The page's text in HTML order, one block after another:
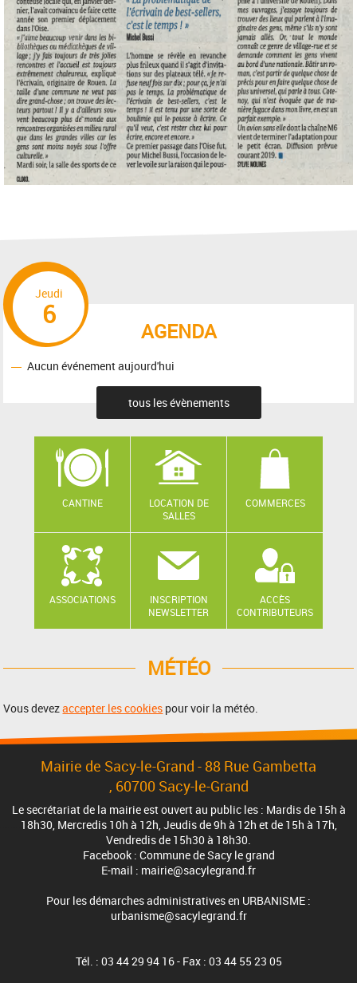
AGENDA
Jeudi
6
Aucun événement aujourd'hui
tous les évènements
CANTINE
LOCATION DE
SALLES
COMMERCES
ASSOCIATIONS
INSCRIPTION
NEWSLETTER
ACCÈS
CONTRIBUTEURS
MÉTÉO
Vous devezaccepter les cookies pour voir la météo.
Mairie de Sacy-le-Grand - 88 Rue Gambetta
, 60700 Sacy-le-Grand
Le secrétariat de la mairie est ouvert au public les : Mardis de 15h à
18h30, Mercredis 10h à 12h, Jeudis de 9h à 12h et de 15h à 17h,
Vendredis de 15h30 à 18h30.
Facebook : Commune de Sacy le grand
E-mail : mairie@sacylegrand.fr
Pour les démarches administratives en URBANISME :
urbanisme@sacylegrand.fr
Tél. : 03 44 29 94 16 - Fax : 03 44 55 23 05